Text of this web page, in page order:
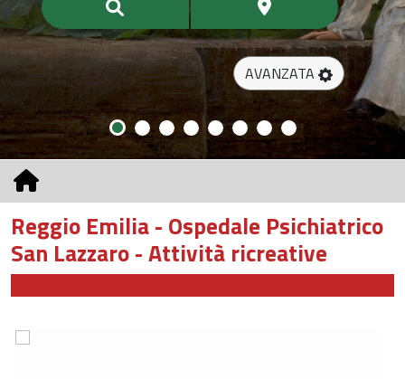
AVANZATA
Reggio Emilia - Ospedale Psichiatrico
San Lazzaro - Attività ricreative